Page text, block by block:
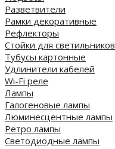
Разветвители
Рамки декоративные
Рефлекторы
Стойки для светильников
Тубусы картонные
Удлинители кабелей
Wi-Fi реле
Лампы
Галогеновые лампы
Люминесцентные лампы
Ретро лампы
Светодиодные лампы